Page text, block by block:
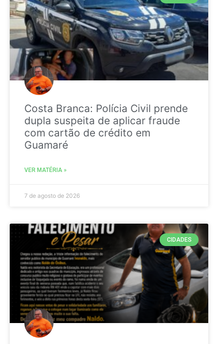
Costa Branca: Polícia Civil prende
dupla suspeita de aplicar fraude
com cartão de crédito em
Guamaré
VER MATÉRIA »
7 de agosto de 2026
CIDADES